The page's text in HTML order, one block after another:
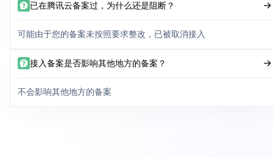
已在腾讯云备案过，为什么还是阻断？
可能由于您的备案未按照要求整改，已被取消接入
接入备案是否影响其他地方的备案？
不会影响其他地方的备案